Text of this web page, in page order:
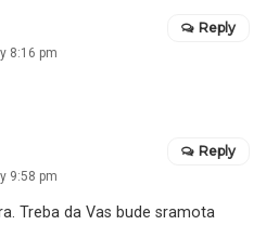
8:16 pm
Reply
9:58 pm
Treba da Vas bude sramota
Reply